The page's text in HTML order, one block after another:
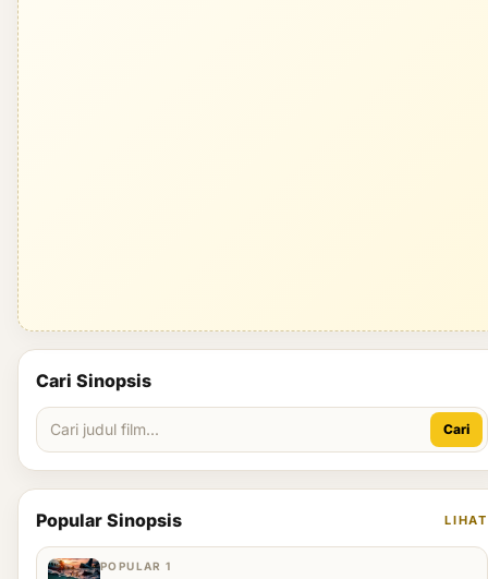
Cari Sinopsis
Cari
Popular Sinopsis LIHAT
POPULAR 1